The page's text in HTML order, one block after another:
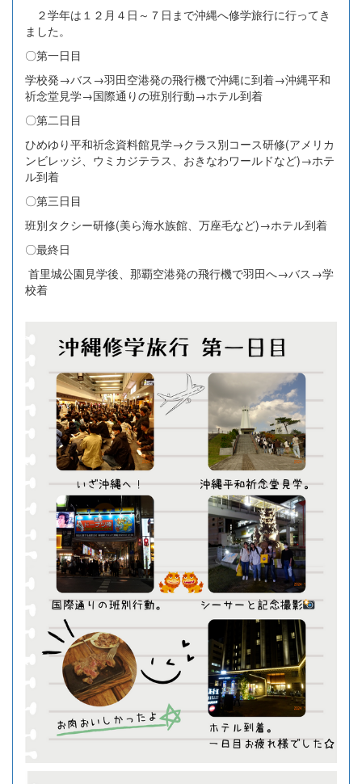
２学年は１２月４日～７日まで沖縄へ修学旅行に行ってき
ました。
〇第一日目
学校発→バス→羽田空港発の飛行機で沖縄に到着→沖縄平和
祈念堂見学→国際通りの班別行動→ホテル到着
〇第二日目
ひめゆり平和祈念資料館見学→クラス別コース研修(アメリカ
ンビレッジ、ウミカジテラス、おきなわワールドなど)→ホテ
ル到着
〇第三日目
班別タクシー研修(美ら海水族館、万座毛など)→ホテル到着
〇最終日
首里城公園見学後、那覇空港発の飛行機で羽田へ→バス→学
校着